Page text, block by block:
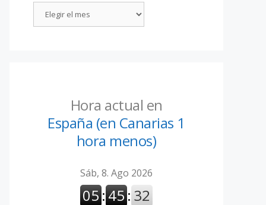
Hora actual en
España (en Canarias 1
hora menos)